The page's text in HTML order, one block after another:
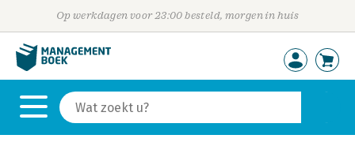
Op werkdagen voor 23:00 besteld, morgen in huis